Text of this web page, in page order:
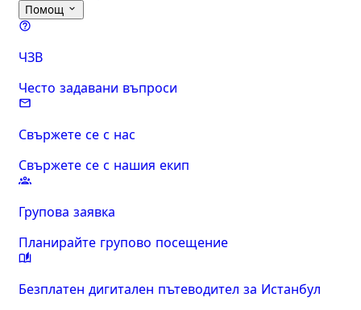
Помощ
ЧЗВ
Често задавани въпроси
Свържете се с нас
Свържете се с нашия екип
Групова заявка
Планирайте групово посещение
Безплатен дигитален пътеводител за Истанбул